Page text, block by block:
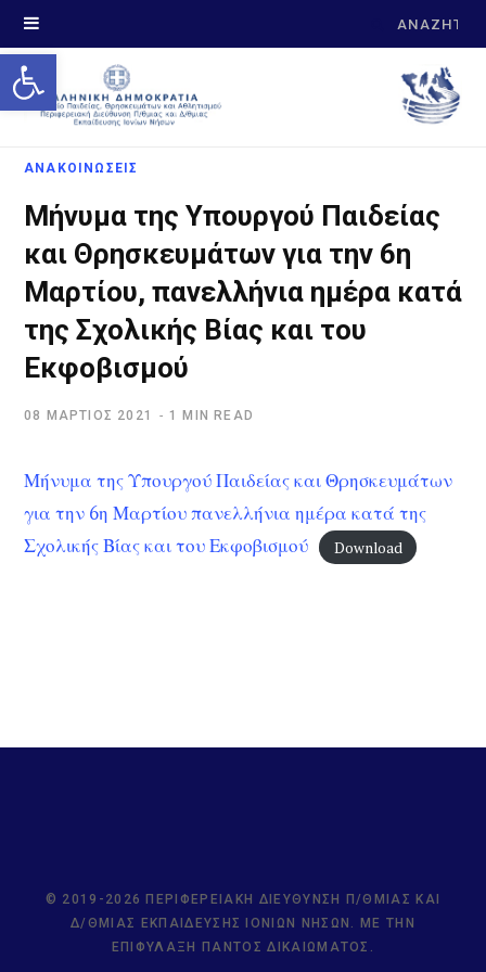
Open toolbar
Search
ΑΝΑΚΟΙΝΩΣΕΙΣ
Μήνυμα της Υπουργού Παιδείας
και Θρησκευμάτων για την 6η
Μαρτίου, πανελλήνια ημέρα κατά
της Σχολικής Βίας και του
Εκφοβισμού
08 ΜΆΡΤΙΟΣ 2021 1 MIN READ
Μήνυμα της Υπουργού Παιδείας και Θρησκευμάτων
για την 6η Μαρτίου πανελλήνια ημέρα κατά της
Σχολικής Βίας και του Εκφοβισμού
Download
© 2019-2026 ΠΕΡΙΦΕΡΕΙΑΚΉ ΔΙΕΎΘΥΝΣΗ Π/ΘΜΙΑΣ ΚΑΙ
Δ/ΘΜΙΑΣ ΕΚΠΑΊΔΕΥΣΗΣ ΙΟΝΊΩΝ ΝΉΣΩΝ. ΜΕ ΤΗΝ
ΕΠΙΦΎΛΑΞΗ ΠΑΝΤΌΣ ΔΙΚΑΙΏΜΑΤΟΣ.